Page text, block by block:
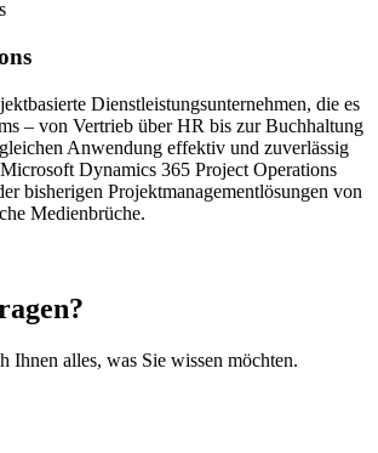
Dienstleistungsunternehmen, die es
– von Vertrieb über HR bis zur Buchhaltung
Anwendung effektiv und zuverlässig
Dynamics 365 Project Operations
bisherigen Projektmanagementlösungen von
Medienbrüche.
Ihnen alles, was Sie wissen möchten.